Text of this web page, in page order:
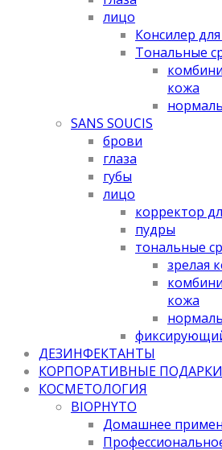
лицо
Консилер
Тональные
кожа
SANS SOUCIS
брови
глаза
губы
лицо
корректор
пудры
тональные
зрелая
кожа
ДЕЗИНФЕКТАНТЫ
КОРПОРАТИВНЫЕ ПОДАРКИ
КОСМЕТОЛОГИЯ
BIOPHYTO
Домашнее